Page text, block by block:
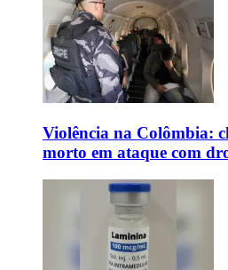
Violência na Colômbia:
morto em ataque com